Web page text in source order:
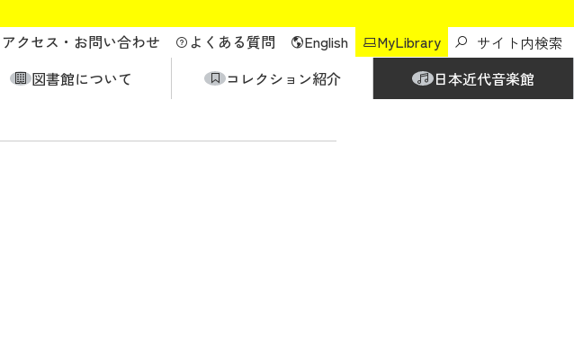
アクセス・ お問い合わせ よくある質問 English
MyLibrary
図書館について コレクション紹介
日本近代音楽館